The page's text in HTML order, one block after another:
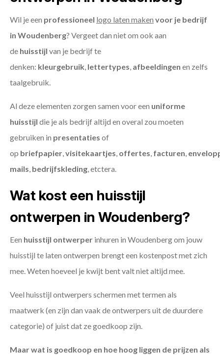
Wil je een professioneel logo laten maken voor je bedrijf
in Woudenberg? Vergeet dan niet om ook aan
de huisstijl van je bedrijf te
denken: kleurgebruik, lettertypes, afbeeldingen en zelfs
taalgebruik.
Al deze elementen zorgen samen voor een uniforme
huisstijl die je als bedrijf altijd en overal zou moeten
gebruiken in presentaties of
op briefpapier,visitekaartjes, offertes, facturen,
mails, bedrijfskleding, etctera.
Wat kost een huisstijl
ontwerpen in Woudenberg?
Een huisstijl ontwerper inhuren in Woudenberg om jouw
huisstijl te laten ontwerpen brengt een kostenpost met zich
mee. Weten hoeveel je kwijt bent valt niet altijd mee.
Veel huisstijl ontwerpers schermen met termen als
maatwerk (en zijn dan vaak de ontwerpers uit de duurdere
categorie) of juist dat ze goedkoop zijn.
Maar wat is goedkoop en hoe hoog liggen de prijzen als